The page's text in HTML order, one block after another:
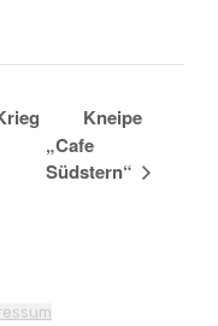
Kneipe
„Cafe
Südstern“